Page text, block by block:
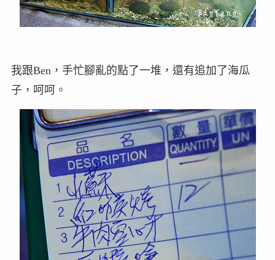
我跟Ben，手忙腳亂的點了一堆，還有追加了海瓜
子，呵呵。